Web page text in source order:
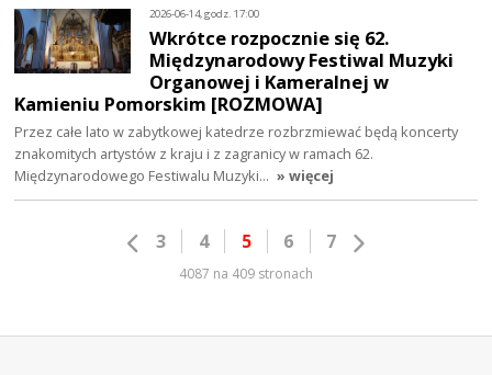
2026-06-14, godz. 17:00
Wkrótce rozpocznie się 62.
Międzynarodowy Festiwal Muzyki
Organowej i Kameralnej w
Kamieniu Pomorskim [ROZMOWA]
Przez całe lato w zabytkowej katedrze rozbrzmiewać będą koncerty
znakomitych artystów z kraju i z zagranicy w ramach 62.
Międzynarodowego Festiwalu Muzyki… » więcej
3 4 5 6 7
4087 na 409 stronach